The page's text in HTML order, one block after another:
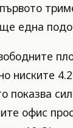
една
ниските
показва
офис